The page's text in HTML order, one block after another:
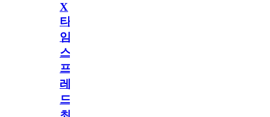
X
타
임
스
프
레
드]